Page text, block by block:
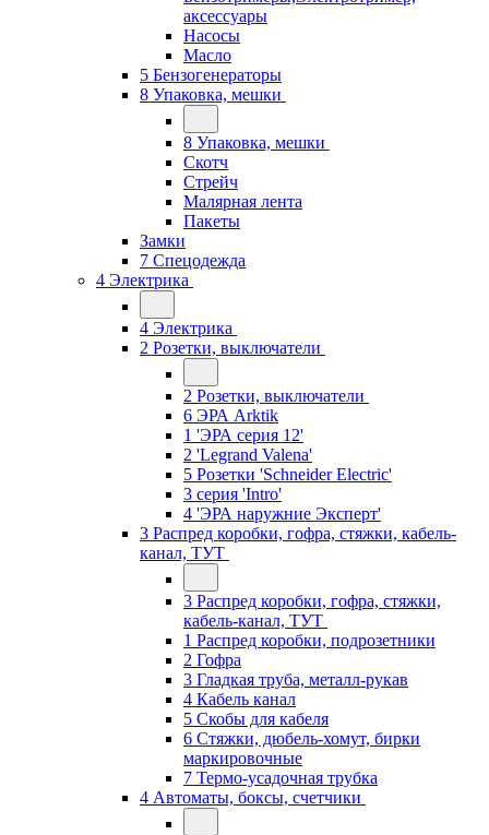
аксессуары
Насосы
Масло
5 Бензогенераторы
8 Упаковка, мешки
8 Упаковка, мешки
Скотч
Стрейч
Малярная лента
Пакеты
Замки
7 Спецодежда
4 Электрика
4 Электрика
2 Розетки, выключатели
2 Розетки, выключатели
6 ЭРА Arktik
1 'ЭРА серия 12'
2 'Legrand Valena'
5 Розетки 'Schneider Electric'
3 серия 'Intro'
4 'ЭРА наружние Эксперт'
3 Распред коробки, гофра, стяжки, кабель-
канал, ТУТ
3 Распред коробки, гофра, стяжки,
кабель-канал, ТУТ
1 Распред коробки, подрозетники
2 Гофра
3 Гладкая труба, металл-рукав
4 Кабель канал
5 Скобы для кабеля
6 Стяжки, дюбель-хомут, бирки
маркировочные
7 Термо-усадочная трубка
4 Автоматы, боксы, счетчики